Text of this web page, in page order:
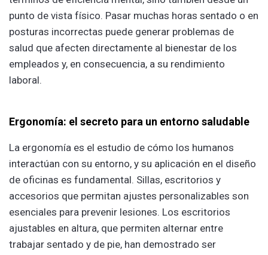
punto de vista físico. Pasar muchas horas sentado o en
posturas incorrectas puede generar problemas de
salud que afecten directamente al bienestar de los
empleados y, en consecuencia, a su rendimiento
laboral.
Ergonomía: el secreto para un entorno saludable
La ergonomía es el estudio de cómo los humanos
interactúan con su entorno, y su aplicación en el diseño
de oficinas es fundamental. Sillas, escritorios y
accesorios que permitan ajustes personalizables son
esenciales para prevenir lesiones. Los escritorios
ajustables en altura, que permiten alternar entre
trabajar sentado y de pie, han demostrado ser